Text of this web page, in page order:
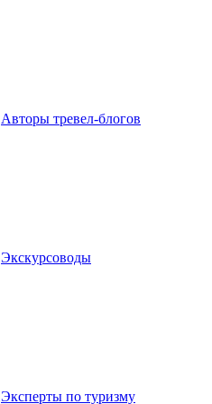
Авторы тревел-блогов
Экскурсоводы
Эксперты по туризму